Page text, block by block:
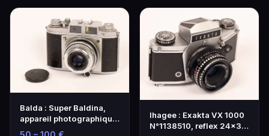
Balda : Super Baldina,
appareil photographique
24x36 à visée…
Ihagee : Exakta VX 1000
N°1138510, reflex 24x36,